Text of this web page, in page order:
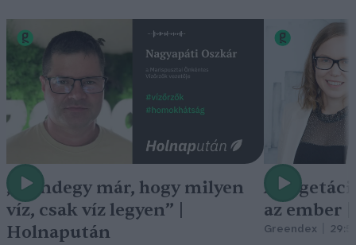
„Mindegy már, hogy milyen
víz, csak víz legyen” |
Holnapután
A
az ember
Greendex